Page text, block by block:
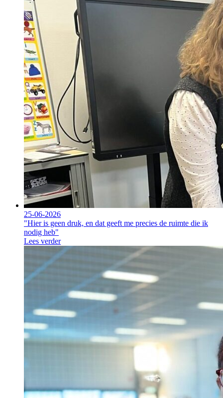
25-06-2026
"Hier is geen druk, en dat geeft me precies de ruimte die ik
nodig heb"
Lees verder